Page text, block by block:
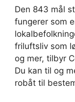
Den 843 mål
fungerer som
friluftsliv som
og mer, tilbyr
Du kan til og
robåt til